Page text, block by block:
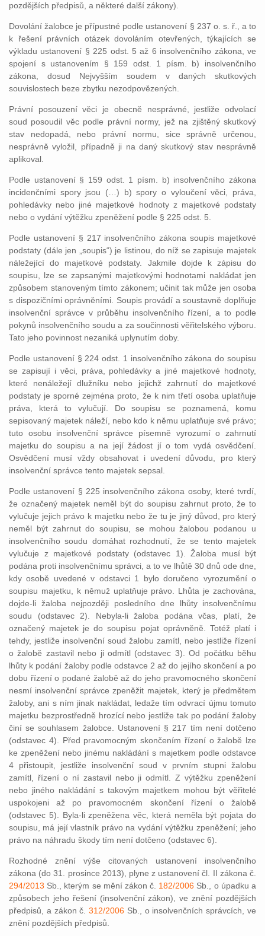
pozdějších předpisů, a některé další zákony).
Dovolání žalobce je přípustné podle ustanovení § 237 o. s. ř., a to
k řešení právních otázek dovoláním otevřených, týkajících se
výkladu ustanovení § 225 odst. 5 až 6 insolvenčního zákona, ve
spojení s ustanovením § 159 odst. 1 písm. b) insolvenčního
zákona, dosud Nejvyšším soudem v daných skutkových
souvislostech beze zbytku nezodpovězených.
Právní posouzení věci je obecně nesprávné, jestliže odvolací
soud posoudil věc podle právní normy, jež na zjištěný skutkový
stav nedopadá, nebo právní normu, sice správně určenou,
nesprávně vyložil, případně ji na daný skutkový stav nesprávně
aplikoval.
Podle ustanovení § 159 odst. 1 písm. b) insolvenčního zákona
incidenčními spory jsou (…) b) spory o vyloučení věci, práva,
pohledávky nebo jiné majetkové hodnoty z majetkové podstaty
nebo o vydání výtěžku zpeněžení podle § 225 odst. 5.
Podle ustanovení § 217 insolvenčního zákona soupis majetkové
podstaty (dále jen „soupis“) je listinou, do níž se zapisuje majetek
náležející do majetkové podstaty. Jakmile dojde k zápisu do
soupisu, lze se zapsanými majetkovými hodnotami nakládat jen
způsobem stanoveným tímto zákonem; učinit tak může jen osoba
s dispozičními oprávněními. Soupis provádí a soustavně doplňuje
insolvenční správce v průběhu insolvenčního řízení, a to podle
pokynů insolvenčního soudu a za součinnosti věřitelského výboru.
Tato jeho povinnost nezaniká uplynutím doby.
Podle ustanovení § 224 odst. 1 insolvenčního zákona do soupisu
se zapisují i věci, práva, pohledávky a jiné majetkové hodnoty,
které nenáležejí dlužníku nebo jejichž zahrnutí do majetkové
podstaty je sporné zejména proto, že k nim třetí osoba uplatňuje
práva, která to vylučují. Do soupisu se poznamená, komu
sepisovaný majetek náleží, nebo kdo k němu uplatňuje své právo;
tuto osobu insolvenční správce písemně vyrozumí o zahrnutí
majetku do soupisu a na její žádost jí o tom vydá osvědčení.
Osvědčení musí vždy obsahovat i uvedení důvodu, pro který
insolvenční správce tento majetek sepsal.
Podle ustanovení § 225 insolvenčního zákona osoby, které tvrdí,
že označený majetek neměl být do soupisu zahrnut proto, že to
vylučuje jejich právo k majetku nebo že tu je jiný důvod, pro který
neměl být zahrnut do soupisu, se mohou žalobou podanou u
insolvenčního soudu domáhat rozhodnutí, že se tento majetek
vylučuje z majetkové podstaty (odstavec 1). Žaloba musí být
podána proti insolvenčnímu správci, a to ve lhůtě 30 dnů ode dne,
kdy osobě uvedené v odstavci 1 bylo doručeno vyrozumění o
soupisu majetku, k němuž uplatňuje právo. Lhůta je zachována,
dojde-li žaloba nejpozději posledního dne lhůty insolvenčnímu
soudu (odstavec 2). Nebyla-li žaloba podána včas, platí, že
označený majetek je do soupisu pojat oprávněně. Totéž platí i
tehdy, jestliže insolvenční soud žalobu zamítl, nebo jestliže řízení
o žalobě zastavil nebo ji odmítl (odstavec 3). Od počátku běhu
lhůty k podání žaloby podle odstavce 2 až do jejího skončení a po
dobu řízení o podané žalobě až do jeho pravomocného skončení
nesmí insolvenční správce zpeněžit majetek, který je předmětem
žaloby, ani s ním jinak nakládat, ledaže tím odvrací újmu tomuto
majetku bezprostředně hrozící nebo jestliže tak po podání žaloby
činí se souhlasem žalobce. Ustanovení § 217 tím není dotčeno
(odstavec 4). Před pravomocným skončením řízení o žalobě lze
ke zpeněžení nebo jinému nakládání s majetkem podle odstavce
4 přistoupit, jestliže insolvenční soud v prvním stupni žalobu
zamítl, řízení o ní zastavil nebo ji odmítl. Z výtěžku zpeněžení
nebo jiného nakládání s takovým majetkem mohou být věřitelé
uspokojeni až po pravomocném skončení řízení o žalobě
(odstavec 5). Byla-li zpeněžena věc, která neměla být pojata do
soupisu, má její vlastník právo na vydání výtěžku zpeněžení; jeho
právo na náhradu škody tím není dotčeno (odstavec 6).
Rozhodné znění výše citovaných ustanovení insolvenčního
zákona (do 31. prosince 2013), plyne z ustanovení čl. II zákona č.
294/2013 Sb., kterým se mění zákon č. 182/2006 Sb., o úpadku a
způsobech jeho řešení (insolvenční zákon), ve znění pozdějších
předpisů, a zákon č.312/2006 Sb., o insolvenčních správcích, ve
znění pozdějších předpisů.